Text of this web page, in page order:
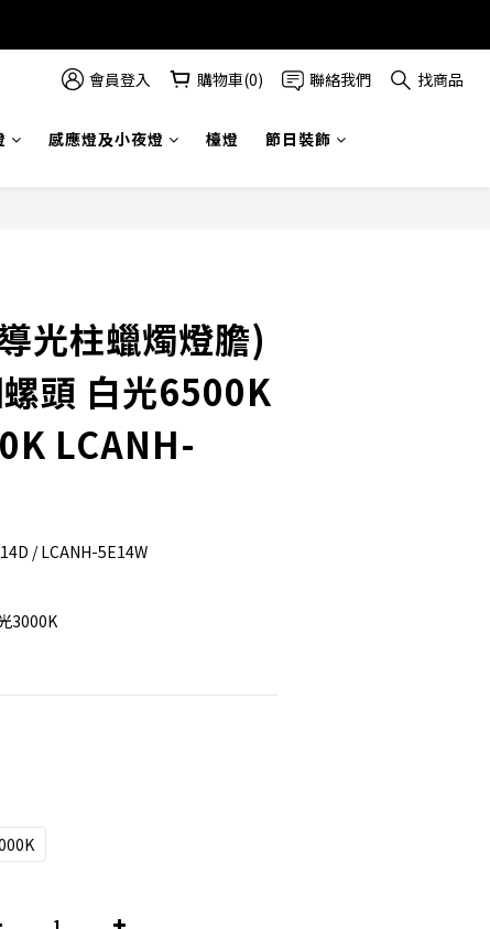
會員登入 購物車(0) 聯絡我們 找商品
感應燈及小夜燈 檯燈 節日裝飾
光柱蠟燭燈膽)
頭 白光6500K
LCANH-
/ LCANH-5E14W
3000K